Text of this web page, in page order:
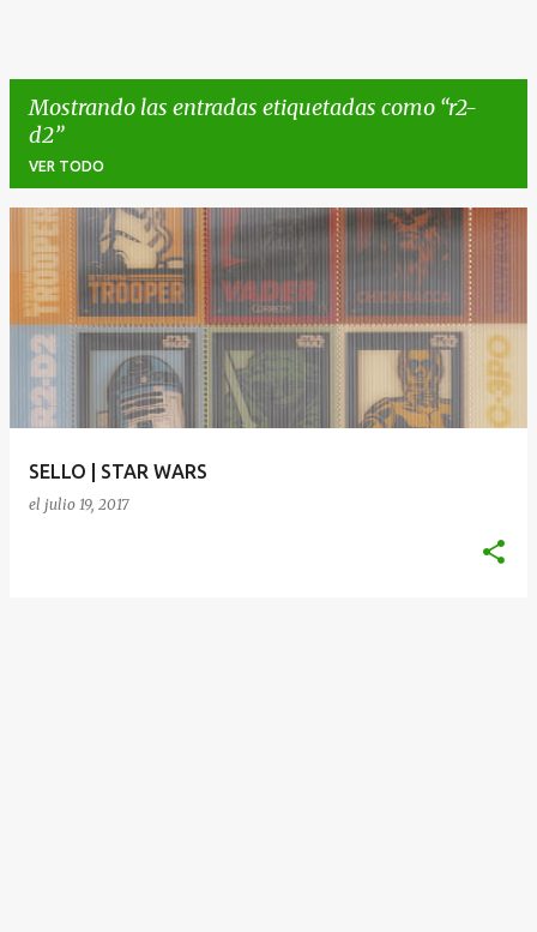
Mostrando las entradas etiquetadas como r2-
d2
VER TODO
SELLO | STAR WARS
el julio 19, 2017